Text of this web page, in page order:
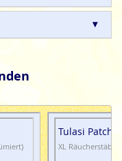
Tulasi
XL